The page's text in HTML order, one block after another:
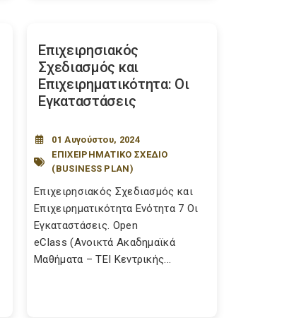
Επιχειρησιακός
Σχεδιασμός και
Επιχειρηματικότητα: Οι
Εγκαταστάσεις
01 Αυγούστου, 2024
ΕΠΙΧΕΙΡΗΜΑΤΙΚΟ ΣΧΕΔΙΟ
(BUSINESS PLAN)
Επιχειρησιακός Σχεδιασμός και
Επιχειρηματικότητα Ενότητα 7 Οι
Εγκαταστάσεις. Open
eClass (Ανοικτά Ακαδημαϊκά
Μαθήματα – ΤΕΙ Κεντρικής...